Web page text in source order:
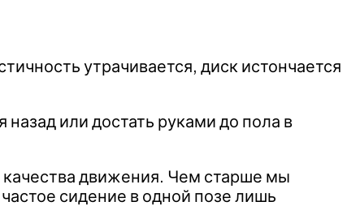
утрачивается, диск истончается
или достать руками до пола в
качества движения. Чем старше мы
сидение в одной позе лишь